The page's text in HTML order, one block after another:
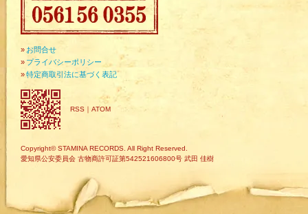
» お問合せ
» プライバシーポリシー
»特定商取引法に基づく表記
RSS ｜ ATOM
Copyright© STAMINA RECORDS. All Right Reserved.
愛知県公安委員会 古物商許可証第542521606800号 武田 佳樹